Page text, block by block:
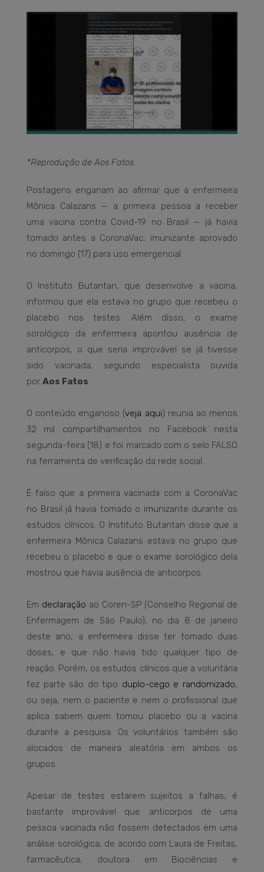
*Reprodução de Aos Fatos.
Postagens enganam ao afirmar que a enfermeira
Mônica Calazans — a primeira pessoa a receber
uma vacina contra Covid-19 no Brasil — já havia
tomado antes a CoronaVac, imunizante aprovado
no domingo (17) para uso emergencial.
O Instituto Butantan, que desenvolve a vacina,
informou que ela estava no grupo que recebeu o
placebo nos testes. Além disso, o exame
sorológico da enfermeira apontou ausência de
anticorpos, o que seria improvável se já tivesse
sido vacinada, segundo especialista ouvida
por Aos Fatos.
O conteúdo enganoso (veja aqui) reunia ao menos
32 mil compartilhamentos no Facebook nesta
segunda-feira (18) e foi marcado com o selo FALSO
na ferramenta de verificação da rede social.
É falso que a primeira vacinada com a CoronaVac
no Brasil já havia tomado o imunizante durante os
estudos clínicos. O Instituto Butantan disse que a
enfermeira Mônica Calazans estava no grupo que
recebeu o placebo e que o exame sorológico dela
mostrou que havia ausência de anticorpos.
Em declaração ao Coren-SP (Conselho Regional de
Enfermagem de São Paulo), no dia 8 de janeiro
deste ano, a enfermeira disse ter tomado duas
doses, e que não havia tido qualquer tipo de
reação. Porém, os estudos clínicos que a voluntária
fez parte são do tipo duplo-cego e randomizado,
ou seja, nem o paciente e nem o profissional que
aplica sabem quem tomou placebo ou a vacina
durante a pesquisa. Os voluntários também são
alocados de maneira aleatória em ambos os
grupos.
Apesar de testes estarem sujeitos a falhas, é
bastante improvável que anticorpos de uma
pessoa vacinada não fossem detectados em uma
análise sorológica, de acordo com Laura de Freitas,
farmacêutica, doutora em Biociências e